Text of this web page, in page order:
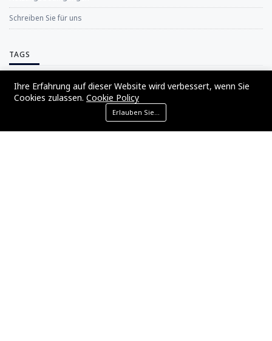
Schreiben Sie für uns
TAGS
PHP SEO
ECommerce SEO-Strategie Marketing
Ihre Erfahrung auf dieser Website wird verbessert, wenn Sie
Cookies zulassen. Cookie Policy
Erlauben Sie Cookies